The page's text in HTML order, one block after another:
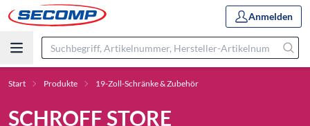
Anmelden
Start Produkte 19-Zoll-Schränke & Zubehör
SCHROFF STORE